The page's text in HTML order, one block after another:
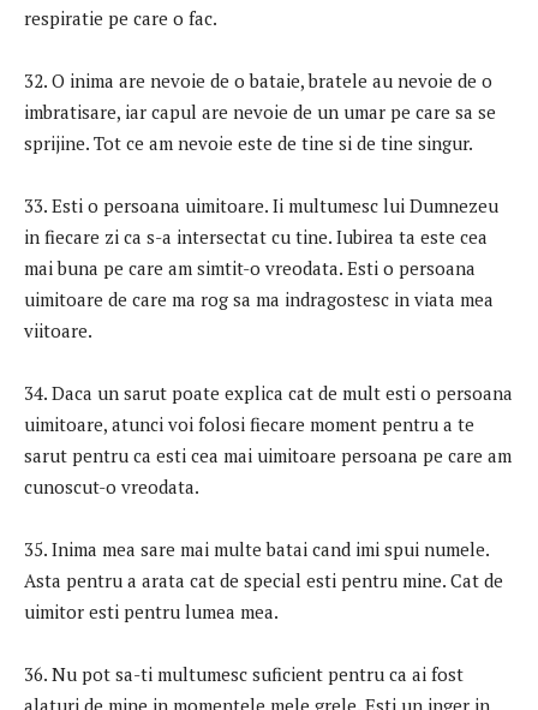
respiratie pe care o fac.
32. O inima are nevoie de o bataie, bratele au nevoie de o
imbratisare, iar capul are nevoie de un umar pe care sa se
sprijine. Tot ce am nevoie este de tine si de tine singur.
33. Esti o persoana uimitoare. Ii multumesc lui Dumnezeu
in fiecare zi ca s-a intersectat cu tine. Iubirea ta este cea
mai buna pe care am simtit-o vreodata. Esti o persoana
uimitoare de care ma rog sa ma indragostesc in viata mea
viitoare.
34. Daca un sarut poate explica cat de mult esti o persoana
uimitoare, atunci voi folosi fiecare moment pentru a te
sarut pentru ca esti cea mai uimitoare persoana pe care am
cunoscut-o vreodata.
35. Inima mea sare mai multe batai cand imi spui numele.
Asta pentru a arata cat de special esti pentru mine. Cat de
uimitor esti pentru lumea mea.
36. Nu pot sa-ti multumesc suficient pentru ca ai fost
alaturi de mine in momentele mele grele. Esti un inger in